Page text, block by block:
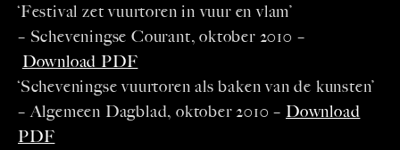
‘Festival zet vuurtoren in vuur en vlam’
– Scheveningse Courant, oktober 2010 –
Download PDF
‘Scheveningse vuurtoren als baken van de kunsten’
– Algemeen Dagblad, oktober 2010 – Download
PDF